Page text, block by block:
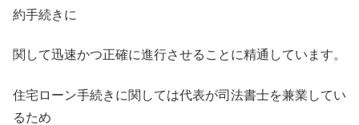
約手続きに
関して迅速かつ正確に進行させることに精通しています。
住宅ローン手続きに関しては代表が司法書士を兼業してい
るため